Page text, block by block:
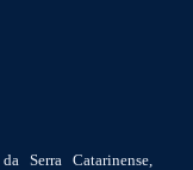
Serra Catarinense,